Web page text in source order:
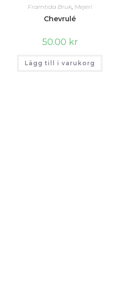
Framtida Bruk, Mejeri
Chevrulé
50.00 kr
Lägg till i varukorg